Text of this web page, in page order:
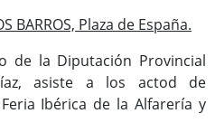
BARROS, Plaza de España.
de la Diputación Provincial
asiste a los actod de
Ibérica de la Alfarería y